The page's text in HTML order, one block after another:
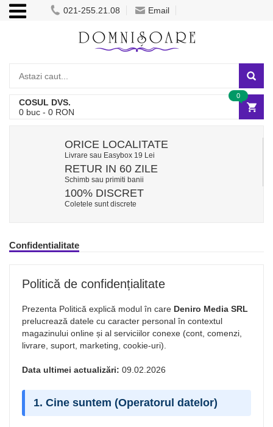
021-255.21.08 Email
COSUL DVS.
0 buc - 0 RON
0
ORICE LOCALITATE
Livrare sau Easybox 19 Lei
RETUR IN 60 ZILE
Schimb sau primiti banii
100% DISCRET
Coletele sunt discrete
Confidentialitate
Politică de confidențialitate
Prezenta Politică explică modul în care Deniro Media SRL
prelucrează datele cu caracter personal în contextul
magazinului online și al serviciilor conexe (cont, comenzi,
livrare, suport, marketing, cookie-uri).
Data ultimei actualizări: 09.02.2026
1. Cine suntem (Operatorul datelor)